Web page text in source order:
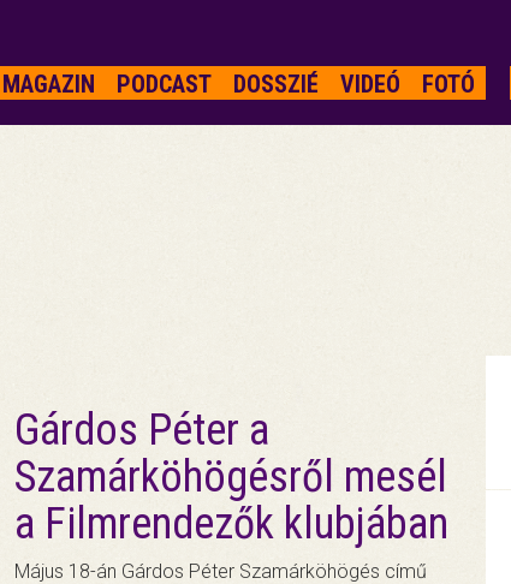
MAGAZIN PODCAST DOSSZIÉ VIDEÓ FOTÓ
Gárdos Péter a
Szamárköhögésről mesél
a Filmrendezők klubjában
Május 18-án Gárdos Péter Szamárköhögés című